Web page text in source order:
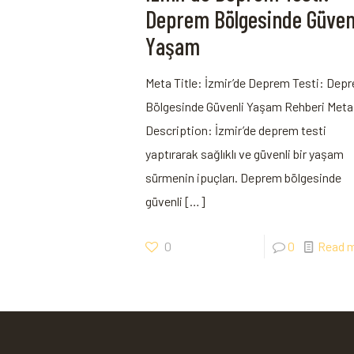
Deprem Bölgesinde
Yaşam
Meta Title: İzmir’de Deprem Testi:
Bölgesinde Güvenli Yaşam Rehberi Meta
Description: İzmir’de deprem testi
yaptırarak sağlıklı ve güvenli bir yaşam
sürmenin ipuçları. Deprem bölgesinde
güvenli […]
0 0 Read